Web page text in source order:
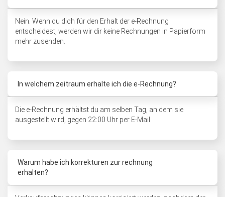
Nein. Wenn du dich für den Erhalt der e-Rechnung
entscheidest, werden wir dir keine Rechnungen in Papierform
mehr zusenden.
In welchem zeitraum erhalte ich die e-Rechnung?
Die e-Rechnung erhältst du am selben Tag, an dem sie
ausgestellt wird, gegen 22:00 Uhr per E-Mail
Warum habe ich korrekturen zur rechnung
erhalten?